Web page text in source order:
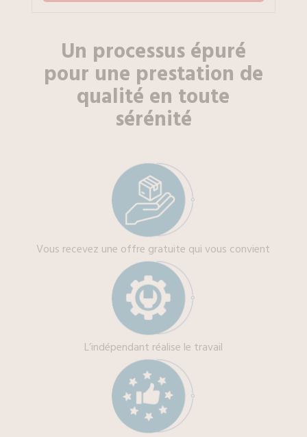
Un processus épuré
pour une prestation de
qualité en toute
sérénité
Vous recevez une offre gratuite qui vous convient
L’indépendant réalise le travail